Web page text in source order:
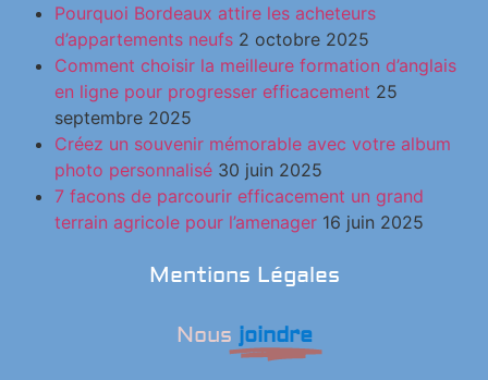
Pourquoi Bordeaux attire les acheteurs
d’appartements neufs 2 octobre 2025
Comment choisir la meilleure formation d’anglais
en ligne pour progresser efficacement 25
septembre 2025
Créez un souvenir mémorable avec votre album
photo personnalisé 30 juin 2025
7 facons de parcourir efficacement un grand
terrain agricole pour l’amenager 16 juin 2025
Mentions Légales
Nous joindre